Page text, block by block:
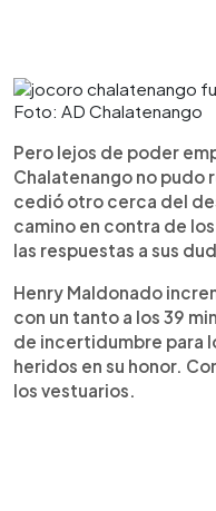
Foto: AD Chalatenango
Pero lejos de poder
Chalatenango no
cedió otro cerca del
camino en contra de
las respuestas a sus
Henry Maldonado
con un tanto a los 39
de incertidumbre para
heridos en su honor.
los vestuarios.